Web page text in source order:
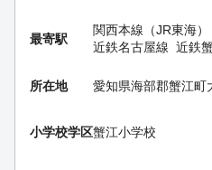
最寄駅
関西本線（JR東海）
近鉄名古屋線 近鉄
所在地 愛知県海部郡蟹江町
小学校学区蟹江小学校